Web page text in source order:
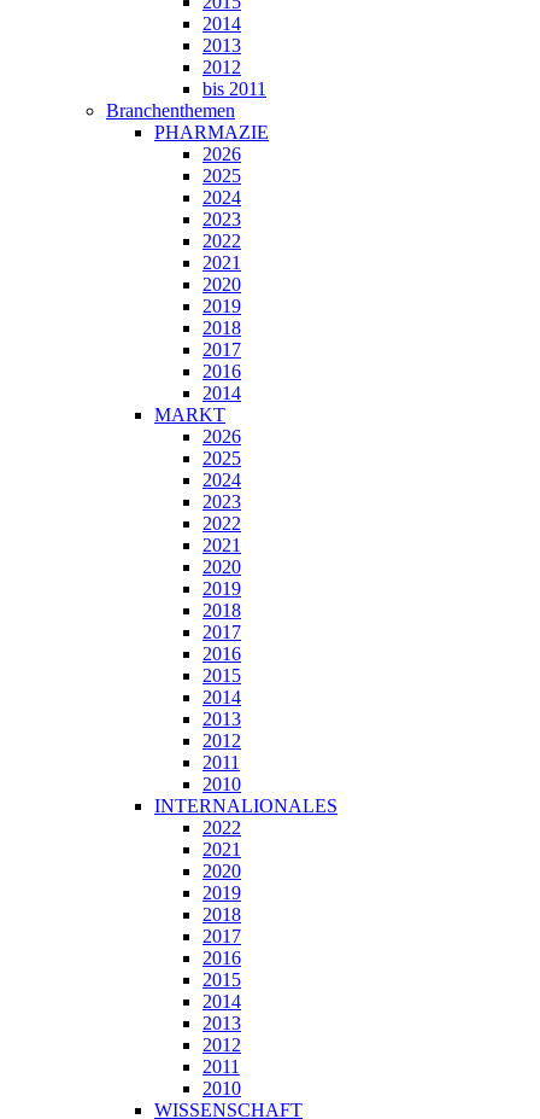
2014
2013
2012
bis 2011
Branchenthemen
PHARMAZIE
2026
2025
2024
2023
2022
2021
2020
2019
2018
2017
2016
2014
MARKT
2026
2025
2024
2023
2022
2021
2020
2019
2018
2017
2016
2015
2014
2013
2012
2011
2010
INTERNALIONALES
2022
2021
2020
2019
2018
2017
2016
2015
2014
2013
2012
2011
2010
WISSENSCHAFT